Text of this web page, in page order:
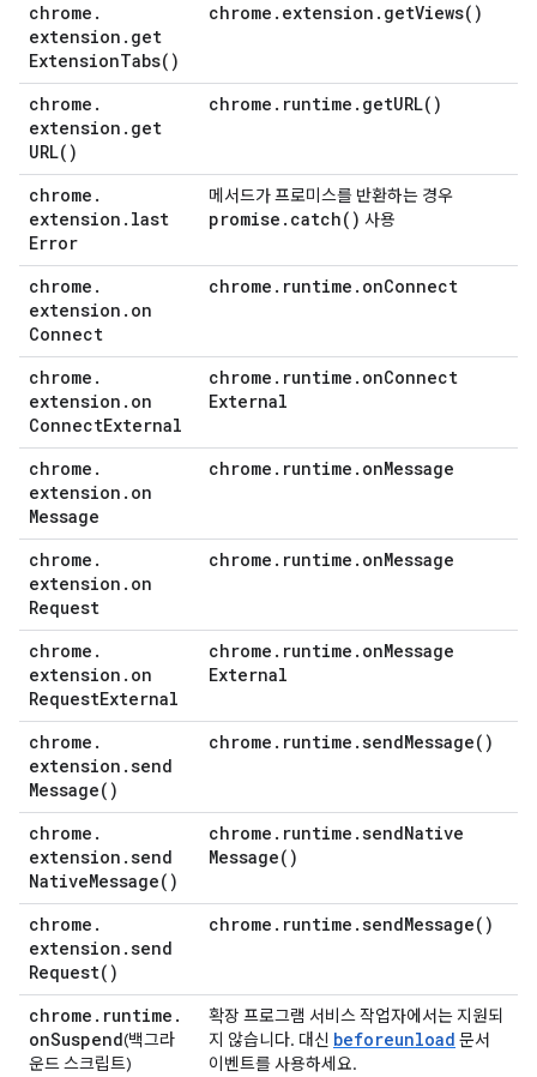
chrome .
extension . get
ExtensionTabs( )
chrome . extension . getViews( )
chrome .
extension . get
URL( )
chrome . runtime . getURL( )
chrome .
extension . last
Error
메서드가 프로미스를 반환하는 경우
promise . catch( ) 사용
chrome .
extension . on
Connect
chrome . runtime . onConnect
chrome .
extension . on
ConnectExternal
chrome . runtime . onConnect
External
chrome .
extension . on
Message
chrome . runtime . onMessage
chrome .
extension . on
Request
chrome . runtime . onMessage
chrome .
extension . on
RequestExternal
chrome . runtime . onMessage
External
chrome .
extension .send
Message( )
chrome . runtime .sendMessage( )
chrome .
extension .send
NativeMessage( )
chrome . runtime .sendNative
Message( )
chrome .
extension .send
Request( )
chrome . runtime .sendMessage( )
chrome . runtime .
onSuspend(백그라
운드 스크립트)
확장 프로그램 서비스 작업자에서는 지원되
지 않습니다. 대신 beforeunload 문서
이벤트를 사용하세요.